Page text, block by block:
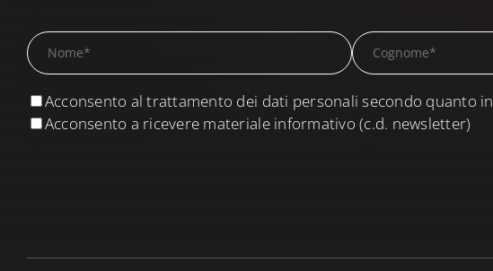
Acconsento al trattamento dei dati personali secondo quanto
Acconsento a ricevere materiale informativo (c.d. newsletter)